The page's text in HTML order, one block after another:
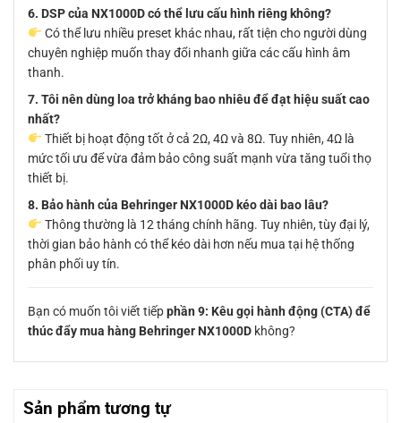
6. DSP của NX1000D có thể lưu cấu hình riêng không?
Có thể lưu nhiều preset khác nhau, rất tiện cho người dùng
chuyên nghiệp muốn thay đổi nhanh giữa các cấu hình âm
thanh.
7. Tôi nên dùng loa trở kháng bao nhiêu để đạt hiệu suất cao
nhất?
Thiết bị hoạt động tốt ở cả 2Ω, 4Ω và 8Ω. Tuy nhiên, 4Ω là
mức tối ưu để vừa đảm bảo công suất mạnh vừa tăng tuổi thọ
thiết bị.
8. Bảo hành của Behringer NX1000D kéo dài bao lâu?
Thông thường là 12 tháng chính hãng. Tuy nhiên, tùy đại lý,
thời gian bảo hành có thể kéo dài hơn nếu mua tại hệ thống
phân phối uy tín.
Bạn có muốn tôi viết tiếpphần 9: Kêu gọi hành động (CTA) để
thúc đẩy mua hàng Behringer NX1000D không?
Sản phẩm tương tự